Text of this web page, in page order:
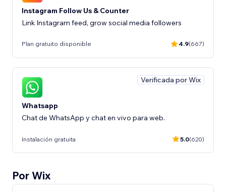
Instagram Follow Us & Counter
Link Instagram feed, grow social media followers
Plan gratuito disponible 4.9(667)
Verificada por Wix
Whatsapp
Chat de WhatsApp y chat en vivo para web.
Instalación gratuita 5.0(620)
Por Wix